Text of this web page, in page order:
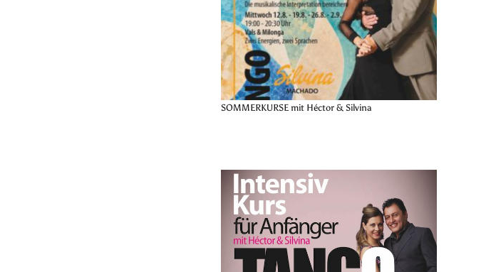
SOMMERKURSE mit Héctor & Silvina